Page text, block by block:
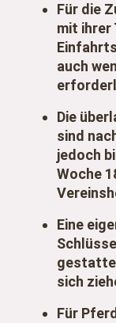
Für die
mit ihrer
auch
Die
sind
jedoch
Woche
Eine
sich
Für